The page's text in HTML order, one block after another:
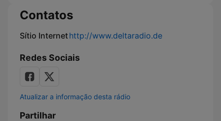
Contatos
Sítio Internethttp://www.deltaradio.de
Redes Sociais
Atualizar a informação desta rádio
Partilhar